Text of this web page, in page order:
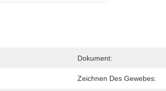
Dokument:
Zeichnen Des Gewebes: